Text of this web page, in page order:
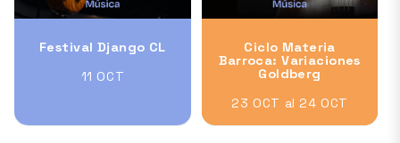
Festival Django CL
11 OCT
Ciclo Materia
Barroca: Variaciones
Goldberg
23 OCT al 24 OCT